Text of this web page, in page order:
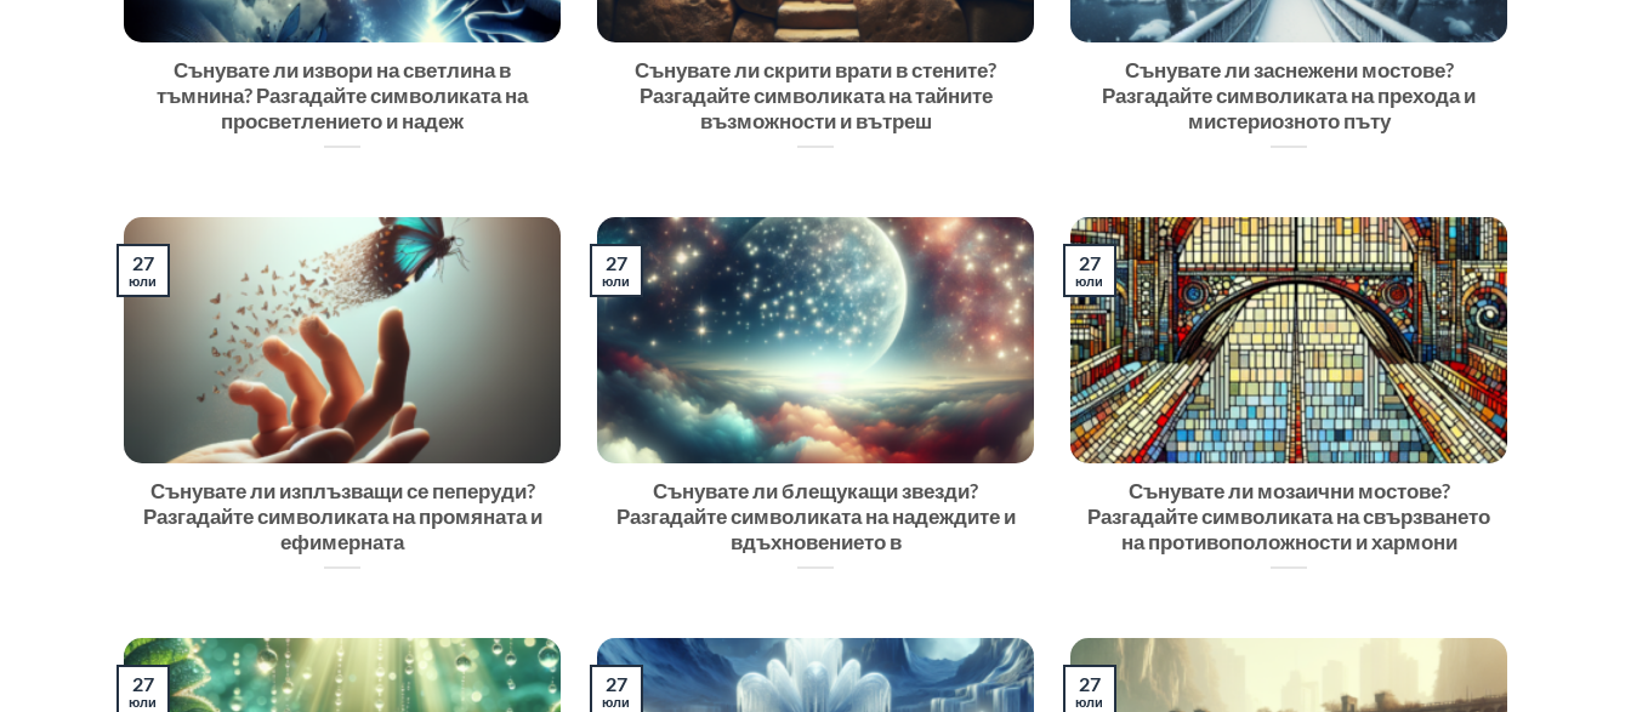
Сънувате ли извори на светлина в
тъмнина? Разгадайте символиката на
просветлението и надеж
Сънувате ли скрити врати в стените?
Разгадайте символиката на тайните
възможности и вътреш
Сънувате ли заснежени мостове?
Разгадайте символиката на прехода и
мистериозното пъту
Сънувате ли изплъзващи се пеперуди?
Разгадайте символиката на промяната и
ефимерната
27
юли
Сънувате ли блещукащи звезди?
Разгадайте символиката на надеждите и
вдъхновението в
27
юли
Сънувате ли мозаични мостове?
Разгадайте символиката на свързването
на противоположности и хармони
27
юли
27
юли
27
юли
27
юли